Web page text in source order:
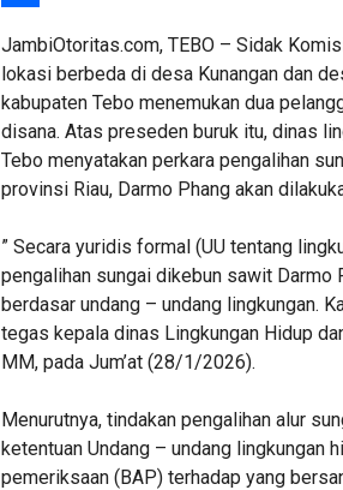
JambiOtoritas.com, TEBO – Sidak
lokasi berbeda di desa Kunangan dan
kabupaten Tebo menemukan dua
disana. Atas preseden buruk itu, dinas
Tebo menyatakan perkara pengalihan
provinsi Riau, Darmo Phang akan
” Secara yuridis formal (UU tentang
pengalihan sungai dikebun sawit Darmo
berdasar undang – undang lingkungan.
tegas kepala dinas Lingkungan Hidup
MM, pada Jum’at (28/1/2026).
Menurutnya, tindakan pengalihan alur
ketentuan Undang – undang lingkungan
pemeriksaan (BAP) terhadap yang